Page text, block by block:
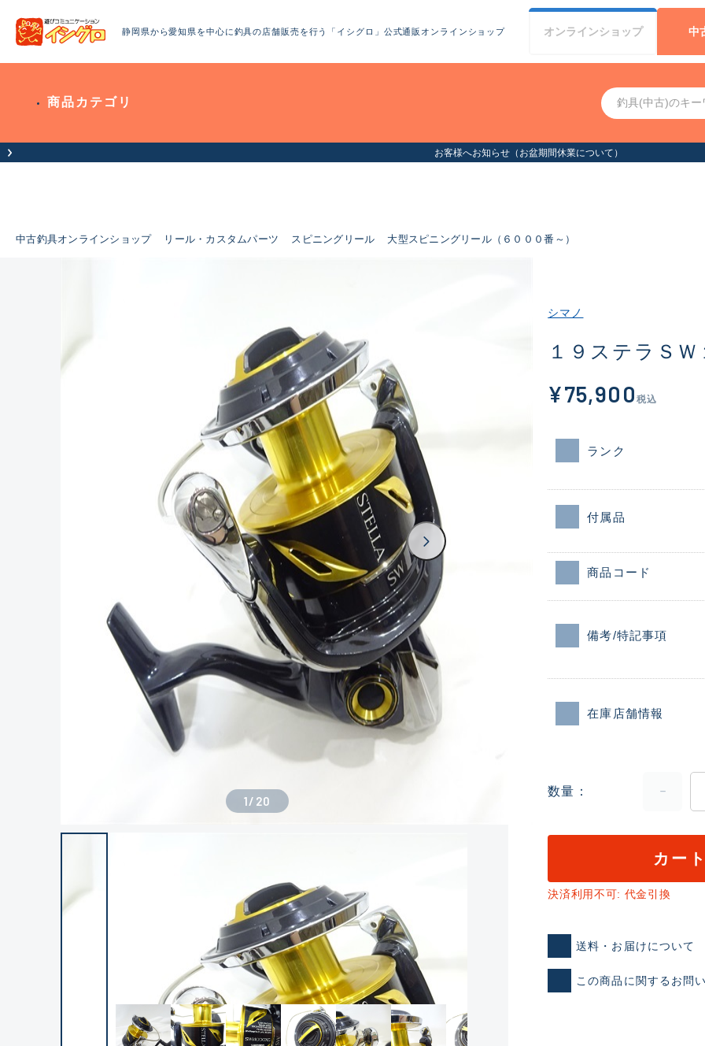
静岡県から愛知県を中心に釣具の店舗販売を行う「イシグロ」公式通販オンラインショップ オンラインショップ 中
商品カテゴリ
お客様へお知らせ（お盆期間休業について）
中古釣具オンラインショップ リール・カスタムパーツ スピニングリール 大型スピニングリール（６０００番～）
ランクとは？
良
新古品（メーカー問屋から
品）
※店頭展示時の置き傷が付いて
1/ 20
シマノ
１９ステラＳＷ
¥75,900 税込
ランク
付属品
商品コード
備考/特記事項
在庫店舗情報
数量
カー
決済利用不可: 代金引換
送料・お届けについて
この商品に関するお問